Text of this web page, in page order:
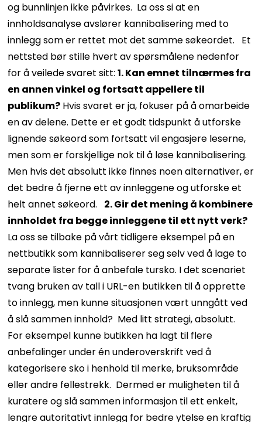
og bunnlinjen ikke påvirkes. La oss si at en
innholdsanalyse avslører kannibalisering med to
innlegg som er rettet mot det samme søkeordet.
Et
nettsted bør stille hvert av spørsmålene nedenfor
for å veilede svaret sitt: 1. Kan emnet tilnærmes fra
en annen vinkel og fortsatt appellere til
publikum? Hvis svaret er ja, fokuser på å omarbeide
en av delene. Dette er et godt tidspunkt å utforske
lignende søkeord som fortsatt vil engasjere leserne,
men som er forskjellige nok til å løse kannibalisering.
Men hvis det absolutt ikke finnes noen alternativer, er
det bedre å fjerne ett av innleggene og utforske et
helt annet søkeord.
2. Gir det mening å kombinere
innholdet fra begge innleggene til ett nytt verk?
La oss se tilbake på vårt tidligere eksempel på en
nettbutikk som kannibaliserer seg selv ved å lage to
separate lister for å anbefale tursko. I det scenariet
tvang bruken av tall i URL-en butikken til å opprette
to innlegg, men kunne situasjonen vært unngått ved
å slå sammen innhold? Med litt strategi, absolutt.
For eksempel kunne butikken ha lagt til flere
anbefalinger under én underoverskrift ved å
kategorisere sko i henhold til merke, bruksområde
eller andre fellestrekk. Dermed er muligheten til å
kuratere og slå sammen informasjon til ett enkelt,
lengre autoritativt innlegg for bedre ytelse en kraftig